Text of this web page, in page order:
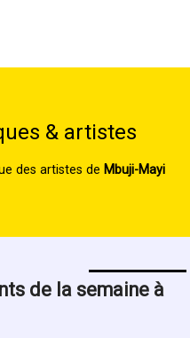
& artistes
des artistes de Mbuji-Mayi
de la semaine à